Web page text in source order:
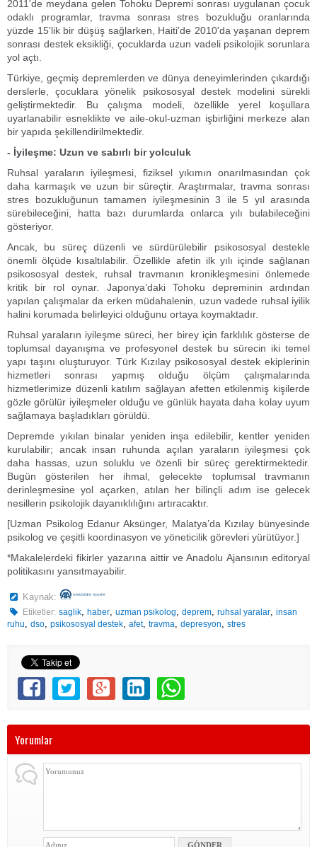
2011'de meydana gelen Tohoku Depremi sonrası uygulanan çocuk
odaklı programlar, travma sonrası stres bozukluğu oranlarında
yüzde 15'lik bir düşüş sağlarken, Haiti'de 2010'da yaşanan deprem
sonrası destek eksikliği, çocuklarda uzun vadeli psikolojik sorunlara
yol açtı.
Türkiye, geçmiş depremlerden ve dünya deneyimlerinden çıkardığı
derslerle, çocuklara yönelik psikososyal destek modelini sürekli
geliştirmektedir. Bu çalışma modeli, özellikle yerel koşullara
uyarlanabilir esneklikte ve aile-okul-uzman işbirliğini merkeze alan
bir yapıda şekillendirilmektedir.
- İyileşme: Uzun ve sabırlı bir yolculuk
Ruhsal yaraların iyileşmesi, fiziksel yıkımın onarılmasından çok
daha karmaşık ve uzun bir süreçtir. Araştırmalar, travma sonrası
stres bozukluğunun tamamen iyileşmesinin 3 ile 5 yıl arasında
sürebileceğini, hatta bazı durumlarda onlarca yılı bulabileceğini
gösteriyor.
Ancak, bu süreç düzenli ve sürdürülebilir psikososyal destekle
önemli ölçüde kısaltılabilir. Özellikle afetin ilk yılı içinde sağlanan
psikososyal destek, ruhsal travmanın kronikleşmesini önlemede
kritik bir rol oynar. Japonya’daki Tohoku depreminin ardından
yapılan çalışmalar da erken müdahalenin, uzun vadede ruhsal iyilik
halini korumada belirleyici olduğunu ortaya koymaktadır.
Ruhsal yaraların iyileşme süreci, her birey için farklılık gösterse de
toplumsal dayanışma ve profesyonel destek bu sürecin iki temel
yapı taşını oluşturuyor. Türk Kızılay psikososyal destek ekiplerinin
hizmetleri sonrası yapmış olduğu ölçüm çalışmalarında
hizmetlerimize düzenli katılım sağlayan afetten etkilenmiş kişilerde
gözle görülür iyileşmeler olduğu ve günlük hayata daha kolay uyum
sağlamaya başladıkları görüldü.
Depremde yıkılan binalar yeniden inşa edilebilir, kentler yeniden
kurulabilir; ancak insan ruhunda açılan yaraların iyileşmesi çok
daha hassas, uzun soluklu ve özenli bir süreç gerektirmektedir.
Bugün gösterilen her ihmal, gelecekte toplumsal travmanın
derinleşmesine yol açarken, atılan her bilinçli adım ise gelecek
nesillerin psikolojik dayanıklılığını artıracaktır.
[Uzman Psikolog Edanur Aksünger, Malatya’da Kızılay bünyesinde
psikolog ve çeşitli koordinasyon ve yöneticilik görevleri yürütüyor.]
*Makalelerdeki fikirler yazarına aittir ve Anadolu Ajansının editoryal
politikasını yansıtmayabilir.
Kaynak:
Etiketler: saglik,haber,uzman psikolog,deprem,ruhsal yaralar,insan
ruhu, dso, psikososyal destek, afet, travma, depresyon, stres
Yorumlar